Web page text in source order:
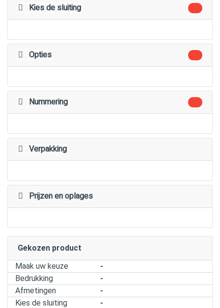
Kies de sluiting
Opties
Nummering
Verpakking
Prijzen en oplages
Gekozen product
Maak uw keuze
-
Bedrukking
-
Afmetingen
-
Kies de sluiting
-